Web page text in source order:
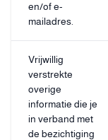
en/of e-
mailadres.
Vrijwillig
verstrekte
overige
informatie die je
in verband met
de bezichtiging